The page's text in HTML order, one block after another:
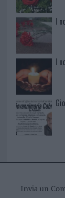
I
I
Invia un